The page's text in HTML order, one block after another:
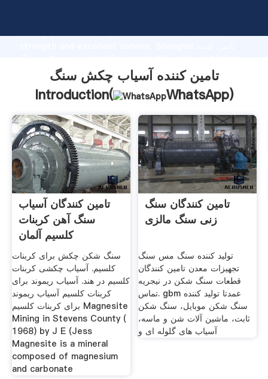
strong production capability, advanced research
values to all of customers.
تامین کننده آسیاب چکش سنگ
Introduction(
WhatsApp)
تامین کنندگان آسیاب
سنگ آهن کربنات
کلسیم آلمان
سنگ شکن چکش برای کربنات
کلسیم. آسیاب چکشی کربنات
کلسیم در هند. آسیاب ریموند برای
کربنات کلسیم آسیاب ریموند
برای کربنات کلسیم Magnesite
Mining in Stevens County (
1968) by J E (Jess
Magnesite is a mineral
composed of magnesium
and carbonate
تامین کنندگان سنگ
زنی سنگ مالزی
تولید کننده سنگ مس سنگ
تجهیزات معدن تامین کنندگان
قطعات سنگ شکن در نیجریه
تماس. gbm عمدتا تولید کننده
سنگ شکن موبایل، سنگ شکن
ثابت، ماشین آلات شن و ماسه،
آسیاب های گلوله ای و